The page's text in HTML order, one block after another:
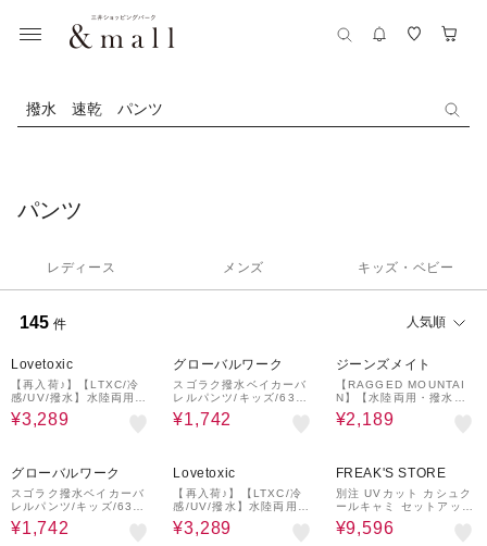
撥水 速乾 パンツ
パンツ
レディース メンズ キッズ・ベビー
145 件 人気順
Lovetoxic
【再入荷♪】【LTXC/冷
感/UV/撥水】水陸両用パ
ンツ
¥3,289
グローバルワーク
スゴラク撥水ベイカーバ
レルパンツ/キッズ/6382
22
¥1,742
ジーンズメイト
【RAGGED MOUNTAI
N】【水陸両用・撥水】T
AMWORTH/タムワース
ナイロン バギーショーツ
¥2,189
グローバルワーク
スゴラク撥水ベイカーバ
レルパンツ/キッズ/6382
22
¥1,742
Lovetoxic
【再入荷♪】【LTXC/冷
感/UV/撥水】水陸両用パ
ンツ
¥3,289
FREAK'S STORE
別注 UVカット カシュク
ールキャミ セットアッ
プ/デニムライク/花柄
¥9,596